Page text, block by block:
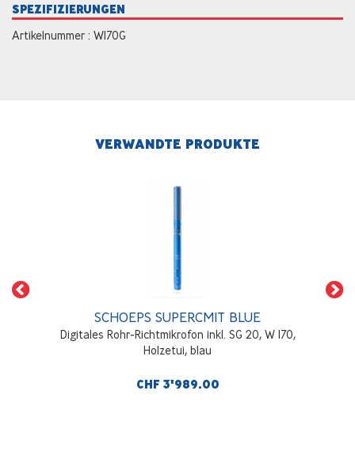
SPEZIFIZIERUNGEN
Artikelnummer : W170G
VERWANDTE PRODUKTE
SCHOEPS SUPERCMIT BLUE
Digitales Rohr-Richtmikrofon inkl. SG 20, W 170,
Holzetui, blau
CHF 3'989.00